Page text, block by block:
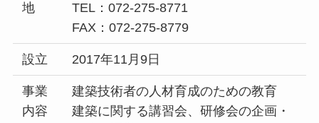
地
TEL：072-275-8771
FAX：072-275-8779
設立 2017年11月9日
事業
内容
建築技術者の人材育成のための教育
建築に関する講習会、研修会の企画・